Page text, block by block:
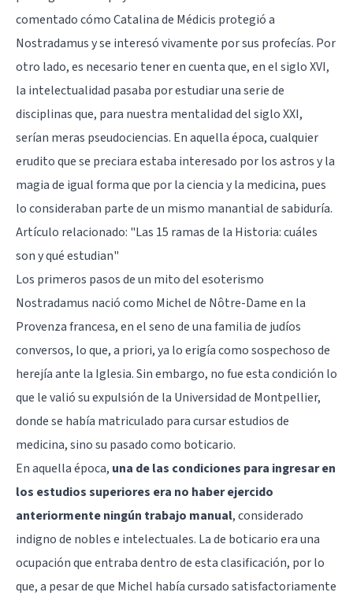
comentado cómo Catalina de Médicis protegió a
Nostradamus y se interesó vivamente por sus profecías. Por
otro lado, es necesario tener en cuenta que, en el siglo XVI,
la intelectualidad pasaba por estudiar una serie de
disciplinas que, para nuestra mentalidad del siglo XXI,
serían meras pseudociencias. En aquella época, cualquier
erudito que se preciara estaba interesado por los astros y la
magia de igual forma que por la ciencia y la medicina, pues
lo consideraban parte de un mismo manantial de sabiduría.
Artículo relacionado: "Las 15 ramas de la Historia: cuáles
son y qué estudian"
Los primeros pasos de un mito del esoterismo
Nostradamus nació como Michel de Nôtre-Dame en la
Provenza francesa, en el seno de una familia de judíos
conversos, lo que, a priori, ya lo erigía como sospechoso de
herejía ante la Iglesia. Sin embargo, no fue esta condición lo
que le valió su expulsión de la Universidad de Montpellier,
donde se había matriculado para cursar estudios de
medicina, sino su pasado como boticario.
En aquella época, una de las condiciones para ingresar en
los estudios superiores era no haber ejercido
anteriormente ningún trabajo manual, considerado
indigno de nobles e intelectuales. La de boticario era una
ocupación que entraba dentro de esta clasificación, por lo
que, a pesar de que Michel había cursado satisfactoriamente